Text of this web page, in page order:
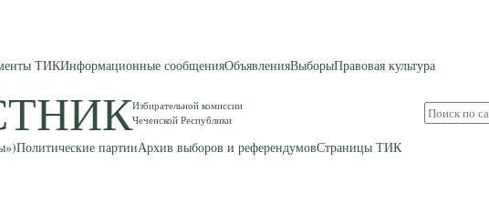
ТИКИнформационные сообщенияОбъявленияВыборыПравовая культура
Избирательной комиссии
Чеченской Республики
Поиск
по
Политические партииАрхив выборов и референдумовСтраницы ТИК